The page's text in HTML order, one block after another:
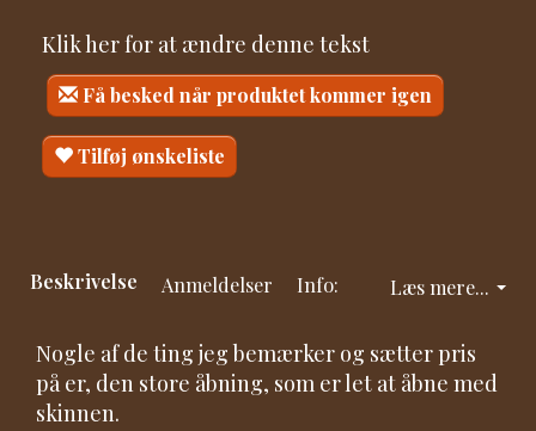
Klik her for at ændre denne tekst
Få besked når produktet kommer igen
Tilføj ønskeliste
Læs mere...
Beskrivelse Anmeldelser Info:
Nogle af de ting jeg bemærker og sætter pris
på er, den store åbning, som er let at åbne med
skinnen.